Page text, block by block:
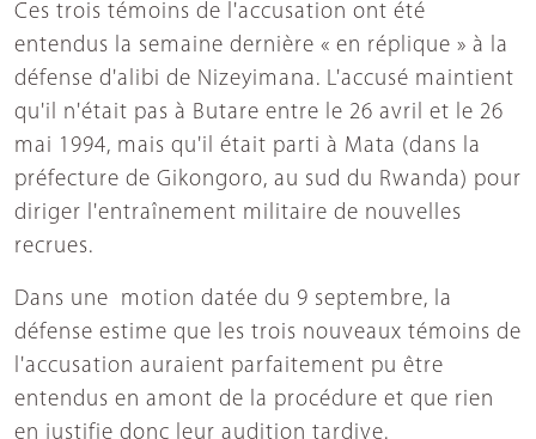
Ces trois témoins de l'accusation ont été
entendus la semaine dernière « en réplique » à la
défense d'alibi de Nizeyimana. L'accusé maintient
qu'il n'était pas à Butare entre le 26 avril et le 26
mai 1994, mais qu'il était parti à Mata (dans la
préfecture de Gikongoro, au sud du Rwanda) pour
diriger l'entraînement militaire de nouvelles
recrues.
Dans une motion datée du 9 septembre, la
défense estime que les trois nouveaux témoins de
l'accusation auraient parfaitement pu être
entendus en amont de la procédure et que rien
en justifie donc leur audition tardive.